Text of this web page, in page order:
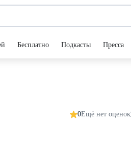
Бесплатно Подкасты Пресса
0Ещё нет оценок